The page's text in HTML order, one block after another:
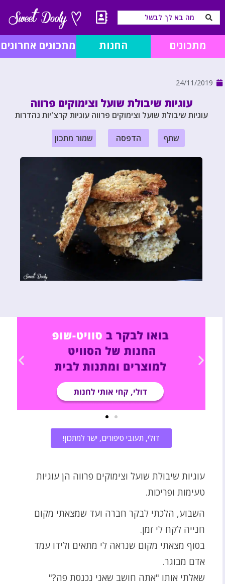
מתכונים החנות מתכונים אחרונים
24/11/2019
עוגיות שיבולת שועל וצימוקים פרווה
עוגיות שיבולת שועל וצימוקים פרווה עוגיות קרצ'יות נהדרות
שתף הדפסה שמור מתכון
דוּלי, תעזבי סיפורים, ישר למתכון!
עוגיות שיבולת שועל וצימוקים פרווה הן עוגיות
טעימות ופריכות.
השבוע, הלכתי לבקר חברה ועד שמצאתי מקום
חנייה לקח לי זמן.
בסוף מצאתי מקום שנראה לי מתאים ולידו עמד
אדם מבוגר.
שאלתי אותו "אתה חושב שאני נכנסת פה?"